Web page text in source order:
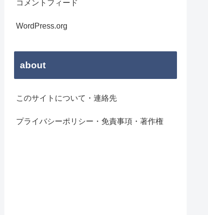
コメントフィード
WordPress.org
about
このサイトについて・連絡先
プライバシーポリシー・免責事項・著作権